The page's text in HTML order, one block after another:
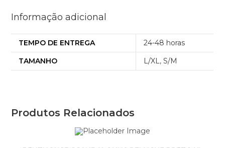
Informação adicional
TEMPO DE ENTREGA
24-48 horas
TAMANHO
L/XL,S/M
Produtos Relacionados